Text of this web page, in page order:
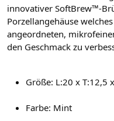
innovativer SoftBrew™-
Porzellangehäuse
angeordneten,
den Geschmack zu
Größe: L:20 x T:12,5
Farbe: Mint